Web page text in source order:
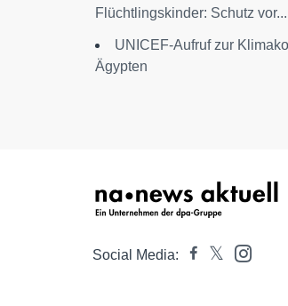
Flüchtlingskinder: Schutz vor...
UNICEF-Aufruf zur
Ägypten
Social Media: